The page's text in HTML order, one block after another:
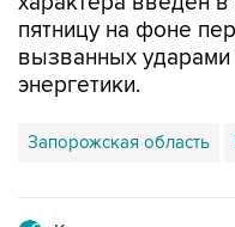
вызванных
энергетики.
Запорожская область